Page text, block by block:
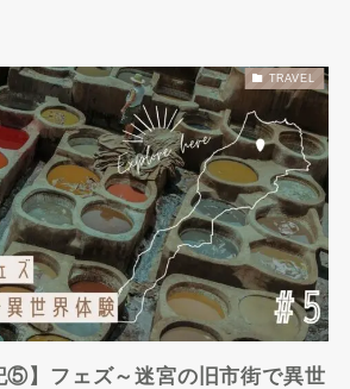
TRAVEL
⑤】フェズ～迷宮の旧市街で異世